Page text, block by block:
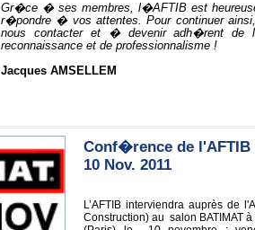
Gr�ce � ses membres, l�AFTIB est
r�pondre � vos attentes. Pour continuer
nous contacter et � devenir adh�rent de
reconnaissance et de professionnalisme !
Jacques AMSELLEM
Conf�rence de
10 Nov. 2011
L’AFTIB interviendra auprès de
Construction) au salon BATIMAT